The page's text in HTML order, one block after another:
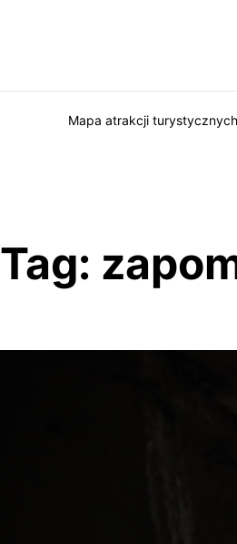
Mapa atrakcji turystycznych
Tag: